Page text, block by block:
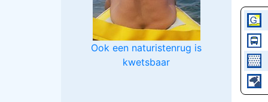
Ook een naturistenrug is
kwetsbaar